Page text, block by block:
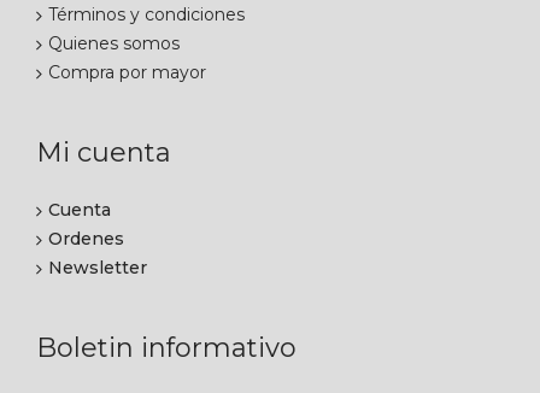
Términos y condiciones
Quienes somos
Compra por mayor
Mi cuenta
Cuenta
Ordenes
Newsletter
Boletin informativo